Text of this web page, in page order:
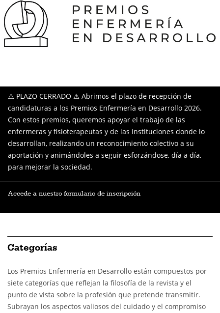
⚠️ PLAZO CERRADO ⚠️ Abrimos el plazo de recepción de
candidaturas a los Premios Enfermería en Desarrollo 2026.
Con estos premios, queremos apoyar el trabajo de las
enfermeras y fisioterapeutas y de las instituciones donde lo
desarrollan, realizando un reconocimiento colectivo a su
aportación y animándoles a seguir esforzándose, día a día,
para mejorar la sociedad.
Accede a nuestro formulario de inscripción
Categorías
Los Premios Enfermería en Desarrollo están compuestos por
siete categorías que reflejan la filosofía de la revista y el
punto de vista sobre la profesión que pretende transmitir.
Subrayan los aspectos valiosos del cuidado y el compromiso